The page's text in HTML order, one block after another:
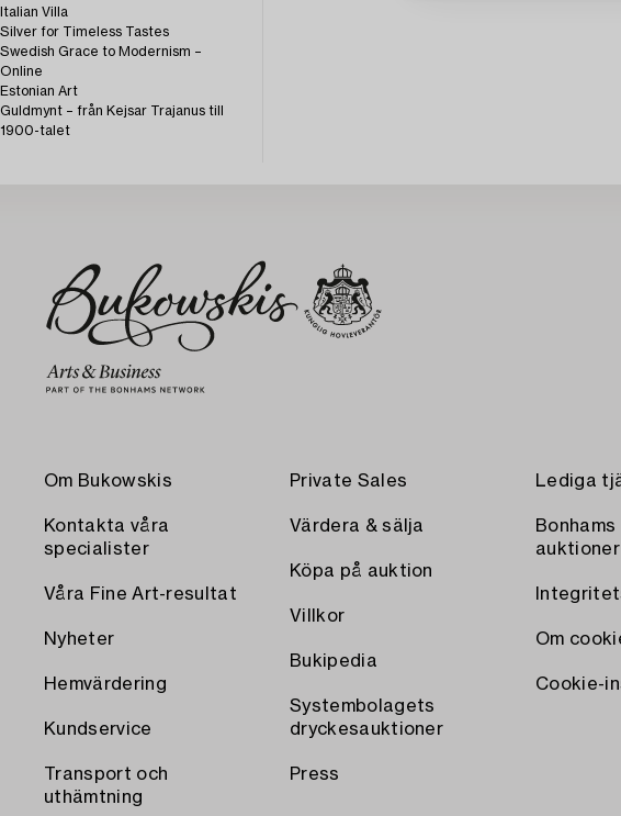
Italian Villa
Silver for Timeless Tastes
Swedish Grace to Modernism –
Online
Estonian Art
Guldmynt – från Kejsar Trajanus till
1900-talet
Om Bukowskis
Kontakta våra
specialister
Våra Fine Art-resultat
Nyheter
Hemvärdering
Kundservice
Transport och
uthämtning
Private Sales
Värdera & sälja
Köpa på auktion
Villkor
Bukipedia
Systembolagets
dryckesauktioner
Press
Lediga
Bonhams
auktioner
Om
Cookie-